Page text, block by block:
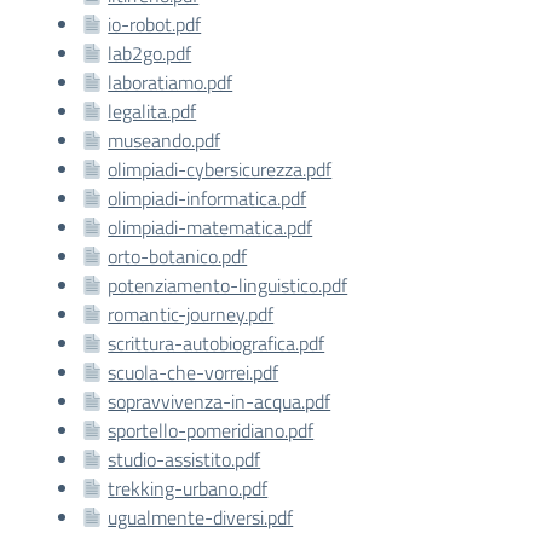
io-robot.pdf
lab2go.pdf
laboratiamo.pdf
legalita.pdf
museando.pdf
olimpiadi-cybersicurezza.pdf
olimpiadi-informatica.pdf
olimpiadi-matematica.pdf
orto-botanico.pdf
potenziamento-linguistico.pdf
romantic-journey.pdf
scrittura-autobiografica.pdf
scuola-che-vorrei.pdf
sopravvivenza-in-acqua.pdf
sportello-pomeridiano.pdf
studio-assistito.pdf
trekking-urbano.pdf
ugualmente-diversi.pdf